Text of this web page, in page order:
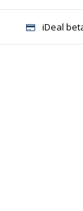
iDeal